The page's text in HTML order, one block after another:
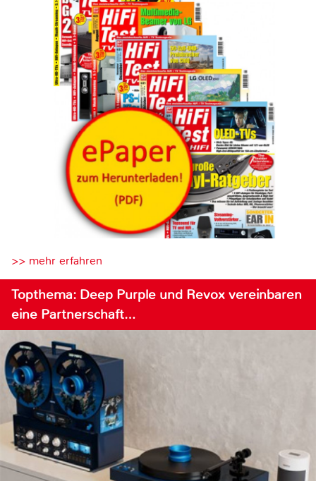
>> mehr erfahren
Topthema: Deep Purple und Revox vereinbaren
eine Partnerschaft…